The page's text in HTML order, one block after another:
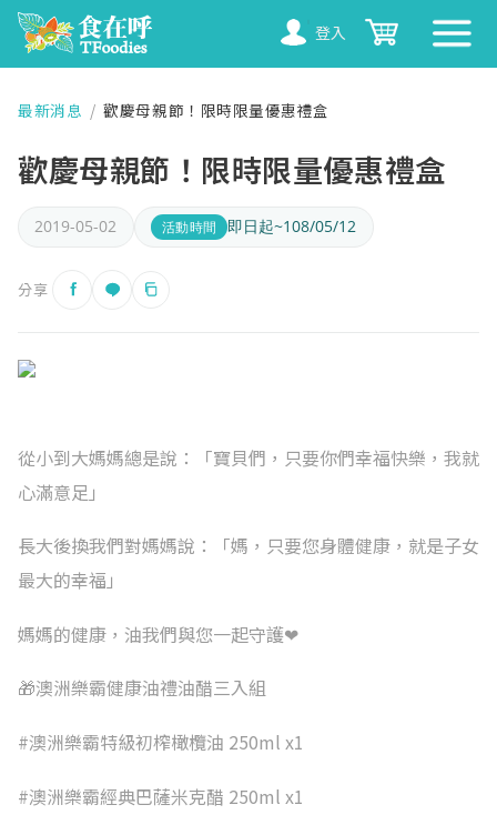
登入
最新消息 / 歡慶母親節！限時限量優惠禮盒
歡慶母親節！限時限量優惠禮盒
2019-05-02 活動時間 即日起~108/05/12
分享
從小到大媽媽總是說：「寶貝們，只要你們幸福快樂，我就
心滿意足」
長大後換我們對媽媽說：「媽，只要您身體健康，就是子女
最大的幸福」
媽媽的健康，油我們與您一起守護❤
🎁澳洲樂霸健康油禮油醋三入組
#澳洲樂霸特級初榨橄欖油 250ml x1
#澳洲樂霸經典巴薩米克醋 250ml x1